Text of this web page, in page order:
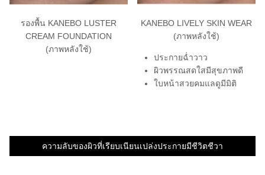
รองพื้น KANEBO LUSTER
CREAM FOUNDATION
(ภาพหลังใช้)
KANEBO LIVELY SKIN WEAR
(ภาพหลังใช้)
ประกายฉ่ำวาว
ผิวพรรณสดใสมีสุขภาพดี
ใบหน้าสวยคมแลดูมีมิติ
ความลับของผิวที่เรียบเนียนเปล่งประกายมีชีวิตชีวา